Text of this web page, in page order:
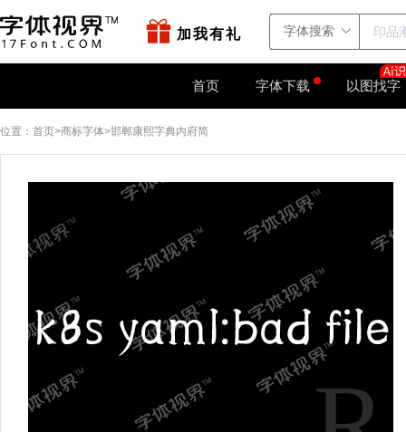
加我有礼
首页 字体下载 以图找字
位置： 首页>商标字体>邯郸康熙字典内府简
k8s yaml:bad file